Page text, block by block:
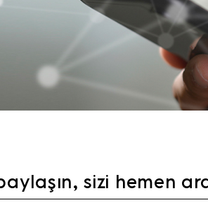
sizi hemen